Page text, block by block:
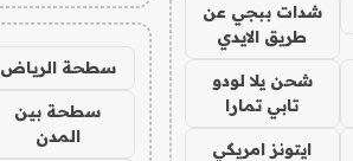
شدات ببجي عن
طريق الايدي
شحن يلا لودو
تابي تمارا
ايتونز امريكي
سطحة الرياض
سطحة بين
المدن